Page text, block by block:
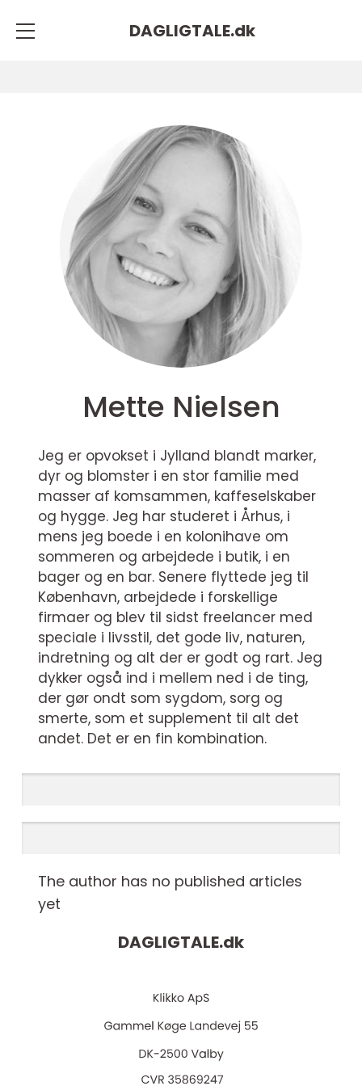
DAGLIGTALE.dk
Mette Nielsen
Jeg er opvokset i Jylland blandt marker,
dyr og blomster i en stor familie med
masser af komsammen, kaffeselskaber
og hygge. Jeg har studeret i Århus, i
mens jeg boede i en kolonihave om
sommeren og arbejdede i butik, i en
bager og en bar. Senere flyttede jeg til
København, arbejdede i forskellige
firmaer og blev til sidst freelancer med
speciale i livsstil, det gode liv, naturen,
indretning og alt der er godt og rart. Jeg
dykker også ind i mellem ned i de ting,
der gør ondt som sygdom, sorg og
smerte, som et supplement til alt det
andet. Det er en fin kombination.
The author has no published articles
yet
DAGLIGTALE.dk